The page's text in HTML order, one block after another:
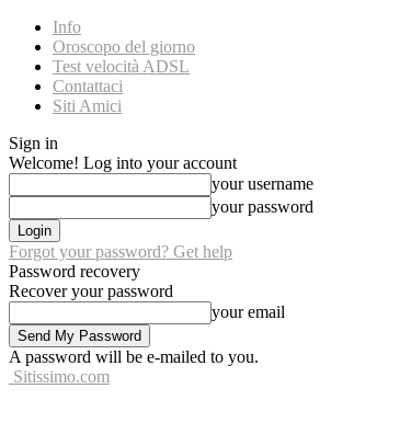
Info
Oroscopo del giorno
Test velocità ADSL
Contattaci
Siti Amici
Sign in
Welcome! Log into your account
your username
your password
Forgot your password? Get help
Password recovery
Recover your password
your email
A password will be e-mailed to you.
Sitissimo.com